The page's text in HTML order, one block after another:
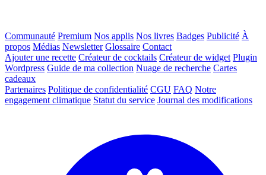
Communauté Premium Nos applis Nos livres Badges Publicité À
propos Médias Newsletter Glossaire Contact
Ajouter une recette Créateur de cocktails Créateur de widget Plugin
Wordpress Guide de ma collection Nuage de recherche Cartes
cadeaux
Partenaires Politique de confidentialité CGU FAQ Notre
engagement climatique Statut du service Journal des modifications